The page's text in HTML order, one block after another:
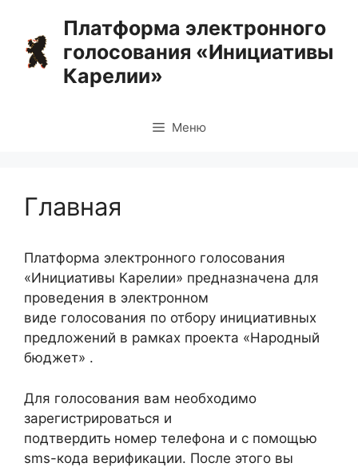
содержимому
Платформа электронного
голосования «Инициативы
Карелии»
Меню
Главная
Платформа электронного голосования
«Инициативы Карелии» предназначена для
проведения в электронном
виде голосования по отбору инициативных
предложений в рамках проекта «Народный
бюджет» .
Для голосования вам необходимо
зарегистрироваться и
подтвердить номер телефона и с помощью
sms-кода верификации. После этого вы